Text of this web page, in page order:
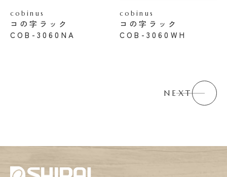
cobinus
コの字ラック
COB-3060NA
cobinus
コの字ラック
COB-3060WH
NEXT